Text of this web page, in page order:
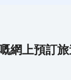
上預訂旅